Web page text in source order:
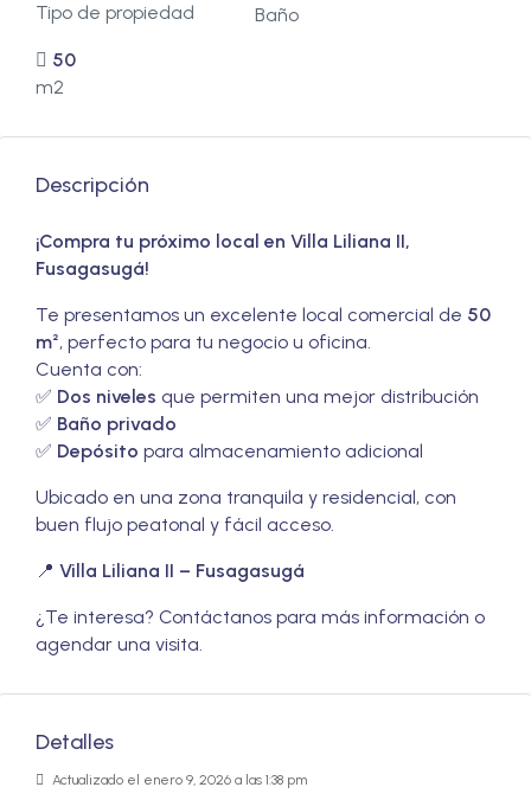
Tipo de propiedad
Baño
50
m2
Descripción
¡Compra tu próximo local en Villa Liliana II,
Fusagasugá!
Te presentamos un excelente local comercial de 50
m², perfecto para tu negocio u oficina.
Cuenta con:
✅ Dos niveles que permiten una mejor distribución
✅ Baño privado
✅ Depósito para almacenamiento adicional
Ubicado en una zona tranquila y residencial, con
buen flujo peatonal y fácil acceso.
📍 Villa Liliana II – Fusagasugá
¿Te interesa? Contáctanos para más información o
agendar una visita.
Detalles
Actualizado el enero 9, 2026 a las 1:38 pm